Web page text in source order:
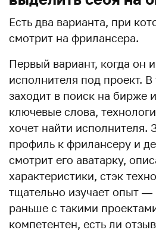
Есть два варианта, при
смотрит на фрилансера.
Первый вариант, когда он
исполнителя под проект.
заходит в поиск на бирже
ключевые слова,
хочет найти исполнителя.
профиль к фрилансеру и
смотрит его аватарку,
характеристики, стэк
тщательно изучает опыт —
раньше с такими
компетентен, есть ли